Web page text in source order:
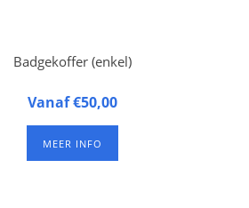
Badgekoffer (enkel)
geschikt voor 1
per plateau (afhankelijk
van het formaat van de
Vanaf €50,00
MEER INFO